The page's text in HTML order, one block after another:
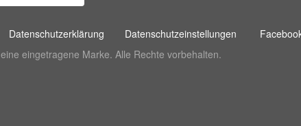
Datenschutzerklärung Datenschutzeinstellungen
eingetragene Marke. Alle Rechte vorbehalten.